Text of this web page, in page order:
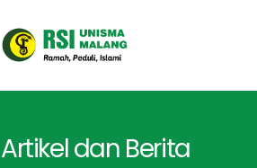
Artikel dan Berita